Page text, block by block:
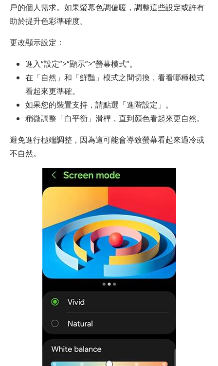
戶的個人需求。如果螢幕色調偏暖，調整這些設定或許有
助於提升色彩準確度。
更改顯示設定：
進入“設定”>“顯示”>“螢幕模式”。
在「自然」和「鮮豔」模式之間切換，看看哪種模式
看起來更準確。
如果您的裝置支持，請點選「進階設定」。
稍微調整「白平衡」滑桿，直到顏色看起來更自然。
避免進行極端調整，因為這可能會導致螢幕看起來過冷或
不自然。